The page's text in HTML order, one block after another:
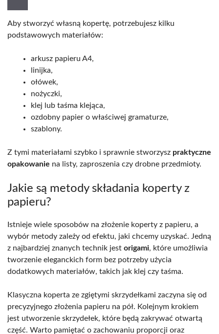
Aby stworzyć własną kopertę, potrzebujesz kilku
podstawowych materiałów:
arkusz papieru A4,
linijka,
ołówek,
nożyczki,
klej lub taśma klejąca,
ozdobny papier o właściwej gramaturze,
szablony.
Z tymi materiałami szybko i sprawnie stworzysz praktyczne
opakowanie na listy, zaproszenia czy drobne przedmioty.
Jakie są metody składania koperty z
papieru?
Istnieje wiele sposobów na złożenie koperty z papieru, a
wybór metody zależy od efektu, jaki chcemy uzyskać. Jedną
z najbardziej znanych technik jest origami, które umożliwia
tworzenie eleganckich form bez potrzeby użycia
dodatkowych materiałów, takich jak klej czy taśma.
Klasyczna koperta ze zgiętymi skrzydełkami zaczyna się od
precyzyjnego złożenia papieru na pół. Kolejnym krokiem
jest utworzenie skrzydełek, które będą zakrywać otwartą
część. Warto pamiętać o zachowaniu proporcji oraz